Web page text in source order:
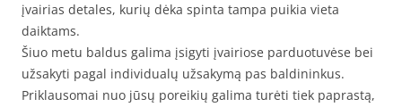
įvairias detales, kurių dėka spinta tampa puikia vieta
daiktams.
Šiuo metu baldus galima įsigyti įvairiose parduotuvėse bei
užsakyti pagal individualų užsakymą pas baldininkus.
Priklausomai nuo jūsų poreikių galima turėti tiek paprastą,